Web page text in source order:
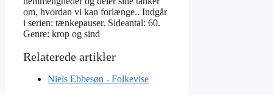
om, hvordan vi kan forlænge.. Indgår
i serien: tænkepauser. Sideantal: 60.
Genre: krop og sind
Niels Ebbesøn - Folkevise